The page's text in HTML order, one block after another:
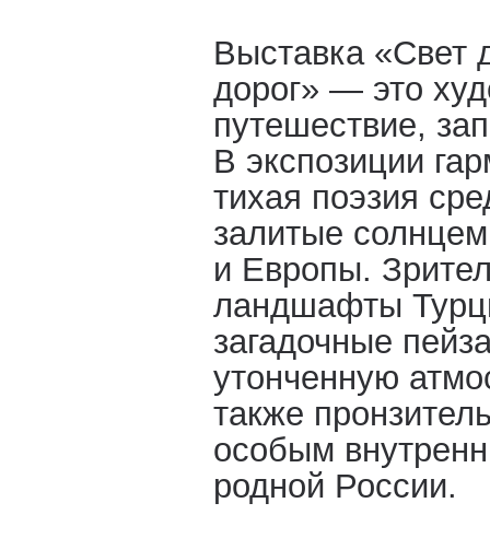
Выставка «Свет
дорог» — это
путешествие,
В экспозиции
тихая поэзия
залитые
и Европы.
ландшафты
загадочные
утонченную
также
особым
родной России.